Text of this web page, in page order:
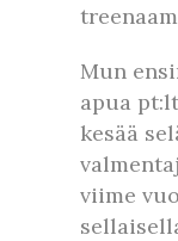
Mun
apua
kesää
viime